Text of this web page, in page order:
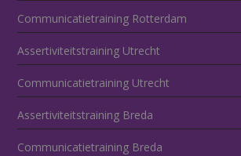
Communicatietraining Rotterdam
Assertiviteitstraining Utrecht
Communicatietraining Utrecht
Assertiviteitstraining Breda
Communicatietraining Breda